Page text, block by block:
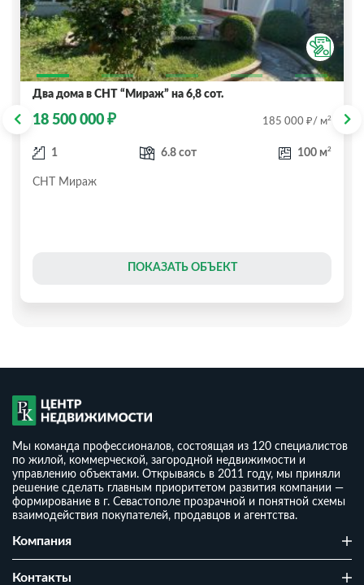
Два дома в СНТ “Мираж” на 6,8 сот.
18 500 000 ₽ 185 000 ₽/ м2
1 6.8 сот 100 м2
СНТ Мираж
ПОКАЗАТЬ ОБЪЕКТ
Строящийся дом 90 м2 у моря
10 500 000
1
Мы команда профессионалов, состоящая из 120 специалистов
по жилой, коммерческой, загородной недвижимости и
управлению объектами. Открываясь в 2011 году, мы приняли
решение сделать главным приоритетом развития компании —
формирование в г. Севастополе прозрачной и понятной схемы
взаимодействия покупателей, продавцов и агентства.
Компания
Контакты